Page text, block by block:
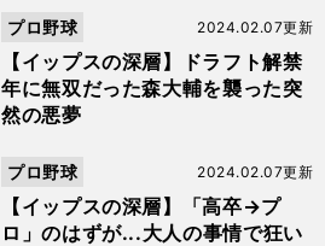
【イップスの深層】ドラフト解禁
年に無双だった森大輔を襲った突
然の悪夢
2024.02.07更新
プロ野球
【イップスの深層】「高卒→プ
ロ」のはずが...大人の事情で狂い
2024.02.07更新
プロ野球